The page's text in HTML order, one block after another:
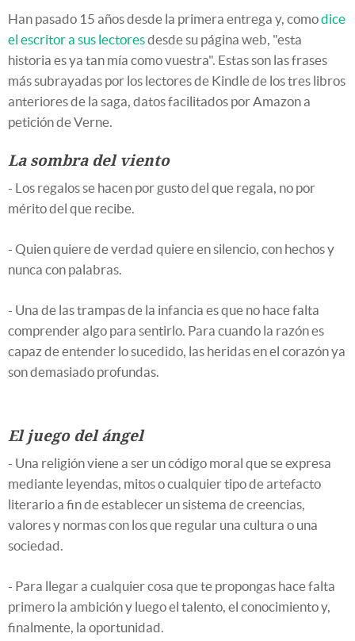
Han pasado 15 años desde la primera entrega y, comodice
el escritor a sus lectoresdesde su página web, "esta
historia es ya tan mía como vuestra". Estas son las frases
más subrayadas por los lectores de Kindle de los tres libros
anteriores de la saga, datos facilitados por Amazon a
petición de Verne.
La sombra del viento
- Los regalos se hacen por gusto del que regala, no por
mérito del que recibe.
- Quien quiere de verdad quiere en silencio, con hechos y
nunca con palabras.
- Una de las trampas de la infancia es que no hace falta
comprender algo para sentirlo. Para cuando la razón es
capaz de entender lo sucedido, las heridas en el corazón ya
son demasiado profundas.
El juego del ángel
- Una religión viene a ser un código moral que se expresa
mediante leyendas, mitos o cualquier tipo de artefacto
literario a fin de establecer un sistema de creencias,
valores y normas con los que regular una cultura o una
sociedad.
- Para llegar a cualquier cosa que te propongas hace falta
primero la ambición y luego el talento, el conocimiento y,
finalmente, la oportunidad.